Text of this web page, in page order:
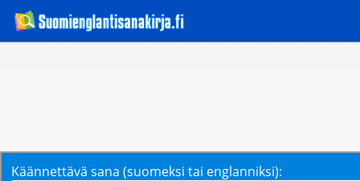
Käännettävä sana (suomeksi tai englanniksi):